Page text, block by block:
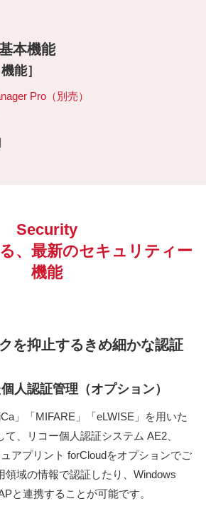
本機能
能］
Pro（別売）
Security
、最新のセキュリティー
機能
を抑止するきめ細かな認証
人認証管理（オプション）
」「MIFARE」「eLWISE」を用いた
、リコー個人認証システム AE2、
アプリント forCloudをオプションでご
領域の情報で認証したり、Windows
と連携することが可能です。